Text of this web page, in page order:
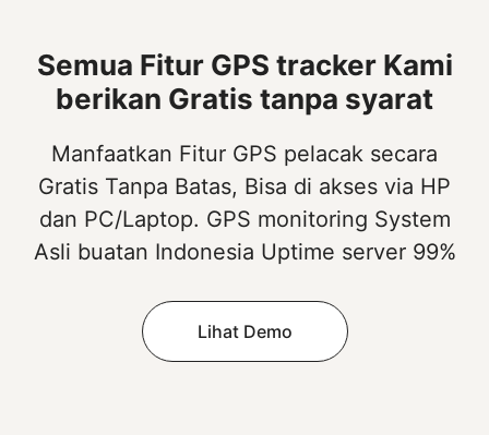
Semua Fitur GPS tracker Kami
berikan Gratis tanpa syarat
Manfaatkan Fitur GPS pelacak secara
Gratis Tanpa Batas, Bisa di akses via HP
dan PC/Laptop. GPS monitoring System
Asli buatan Indonesia Uptime server 99%
Lihat Demo